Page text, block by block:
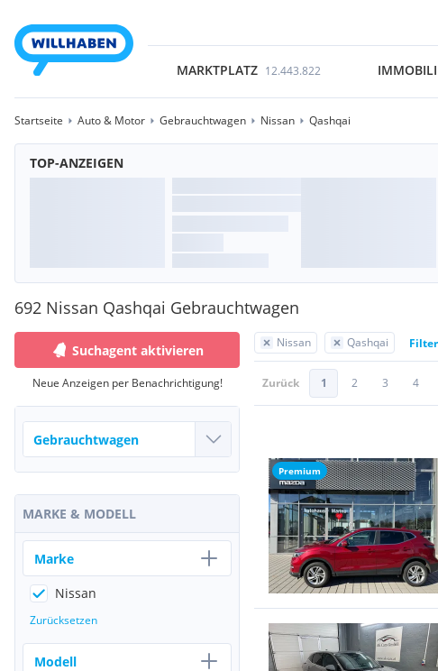
MARKTPLATZ 12.443.822
Startseite Auto & Motor Gebrauchtwagen Nissan Qashqai
TOP-ANZEIGEN
692 Nissan Qashqai Gebrauchtwagen
Nissan Qashqai
Zurück 1 2 3 4
Premium
Suchagent aktivieren
Neue Anzeigen per Benachrichtigung!
MARKE & MODELL
Marke
Nissan
Zurücksetzen
Modell